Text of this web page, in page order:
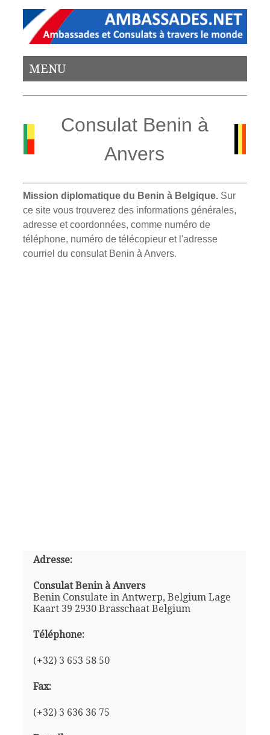
MENU
Consulat Benin à
Anvers
Mission diplomatique du Benin à Belgique. Sur
ce site vous trouverez des informations générales,
adresse et coordonnées, comme numéro de
téléphone, numéro de télécopieur et l'adresse
courriel du consulat Benin à Anvers.
Adresse:
Consulat Benin à Anvers
Benin Consulate in Antwerp, Belgium Lage
Kaart 39 2930 Brasschaat Belgium
Téléphone:
(+32) 3 653 58 50
Fax:
(+32) 3 636 36 75